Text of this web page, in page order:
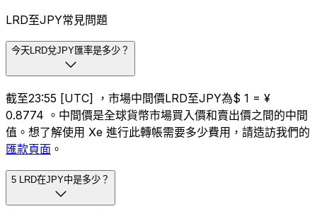
LRD至JPY常見問題
今天LRD兌JPY匯率是多少？
截至23:55 [UTC] ，市場中間價LRD至JPY為$ 1 = ¥
0.8774 。中間價是全球貨幣市場買入價和賣出價之間的中間
值。想了解使用 Xe 進行此轉帳需要多少費用，請造訪我們的
匯款頁面 。
5 LRD在JPY中是多少？